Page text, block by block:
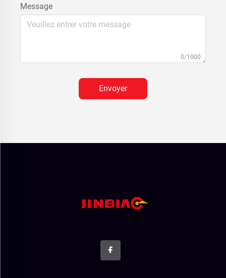
Message
0/1000
Envoyer